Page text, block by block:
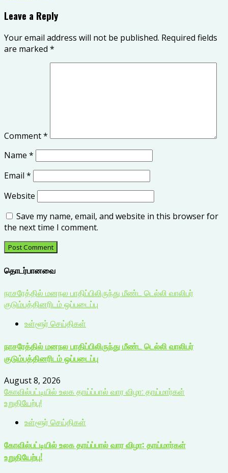
Leave a Reply
Your email address will not be published. Required fields
are marked *
Comment*
Name *
Email *
Website
Save my name, email, and website in this browser for
the next time I comment.
தொடர்பானவை
நாசரேத்தில் மனநல பாதிப்பிலிருந்து மீண்ட டெல்லி வாலிபர்
குடும்பத்தினரிடம் ஒப்படைப்பு
உள்ளூர் செய்திகள்
நாசரேத்தில் மனநல பாதிப்பிலிருந்து மீண்ட டெல்லி வாலிபர்
குடும்பத்தினரிடம் ஒப்படைப்பு
August 8, 2026
கோவில்பட்டியில் உலக தாய்ப்பால் வார விழா: தாய்மார்கள்
உறுதியேற்பு!
உள்ளூர் செய்திகள்
கோவில்பட்டியில் உலக தாய்ப்பால் வார விழா: தாய்மார்கள்
உறுதியேற்பு!